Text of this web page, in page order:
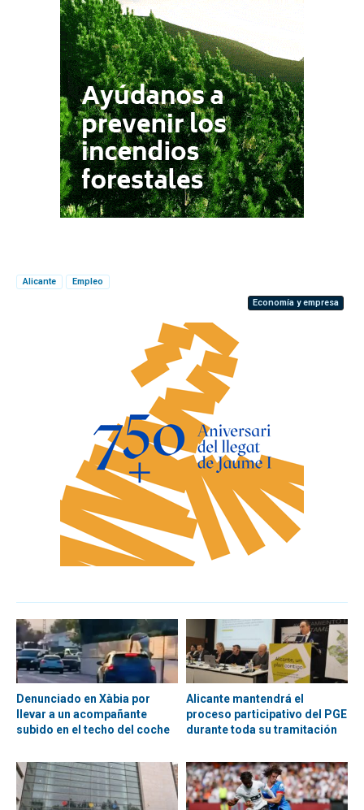
Alicante
Empleo
Economía y empresa
Denunciado en Xàbia por
llevar a un acompañante
subido en el techo del coche
Alicante mantendrá el
proceso participativo del PGE
durante toda su tramitación